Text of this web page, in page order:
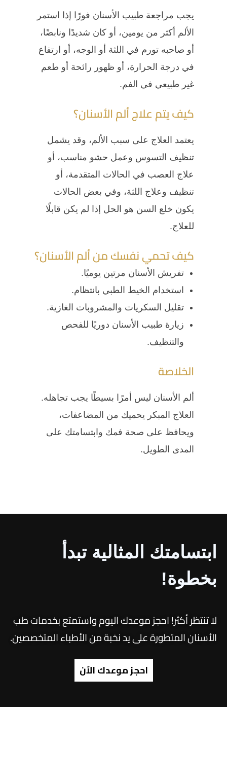
يجب مراجعة طبيب الأسنان فورًا إذا استمر
الألم أكثر من يومين، أو كان شديدًا ونابضًا،
أو صاحبه تورم في اللثة أو الوجه، أو ارتفاع
في درجة الحرارة، أو ظهور رائحة أو طعم
غير طبيعي في الفم.
كيف يتم علاج ألم الأسنان؟
يعتمد العلاج على سبب الألم، وقد يشمل
تنظيف التسوس وعمل حشو مناسب، أو
علاج العصب في الحالات المتقدمة، أو
تنظيف وعلاج اللثة، وفي بعض الحالات
يكون خلع السن هو الحل إذا لم يكن قابلًا
للعلاج.
كيف تحمي نفسك من ألم الأسنان؟
تفريش الأسنان مرتين يوميًا.
استخدام الخيط الطبي بانتظام.
تقليل السكريات والمشروبات الغازية.
زيارة طبيب الأسنان دوريًا للفحص
والتنظيف.
الخلاصة
ألم الأسنان ليس أمرًا بسيطًا يجب تجاهله.
العلاج المبكر يحميك من المضاعفات،
ويحافظ على صحة فمك وابتسامتك على
المدى الطويل.
ابتسامتك المثالية تبدأ
بخطوة!
لا تنتظر أكثر! احجز موعدك اليوم واستمتع بخدمات طب
الأسنان المتطورة على يد نخبة من الأطباء المتخصصين.
احجز موعدك الآن